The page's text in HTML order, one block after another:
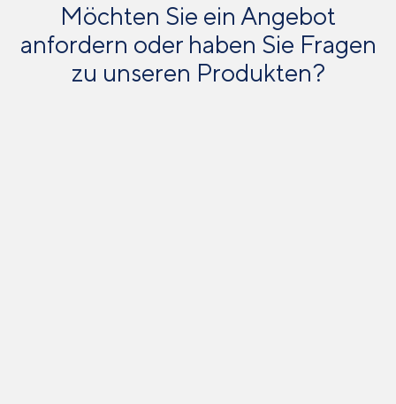
Möchten Sie ein Angebot
anfordern oder haben Sie Fragen
zu unseren Produkten?